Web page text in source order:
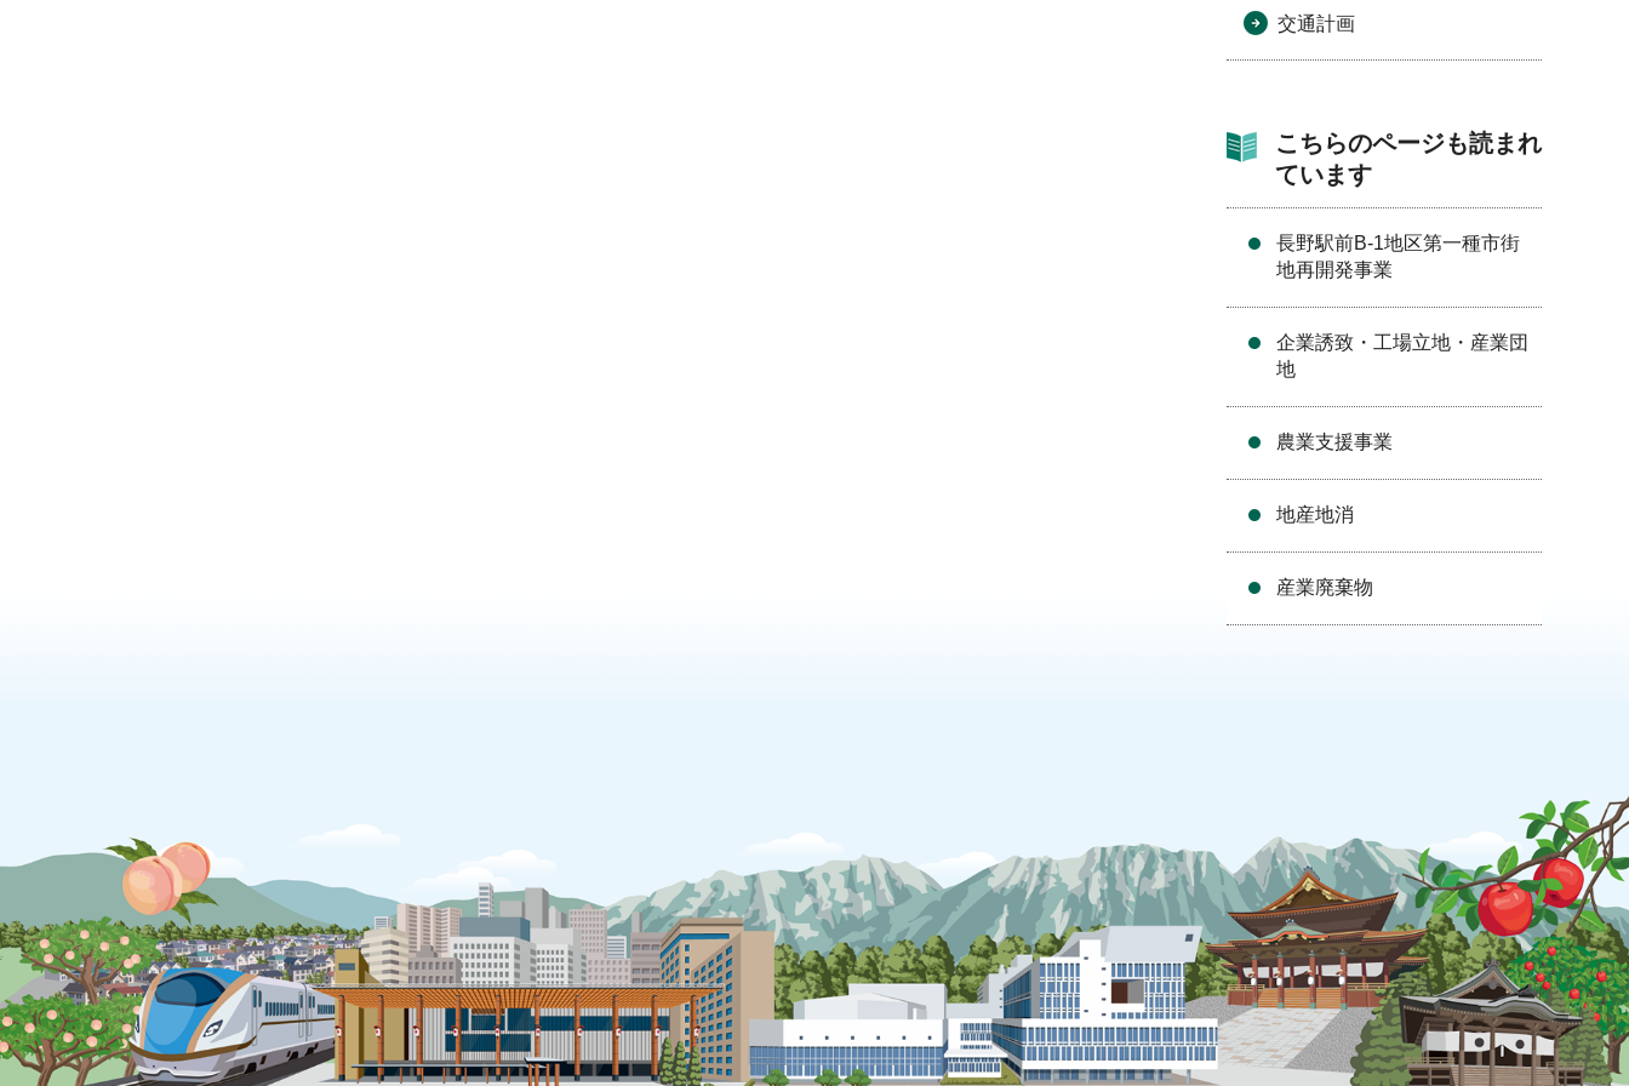
交通計画
こちらのページも読まれ
ています
長野駅前B-1地区第一種市街
地再開発事業
企業誘致・工場立地・産業団
地
農業支援事業
地産地消
産業廃棄物